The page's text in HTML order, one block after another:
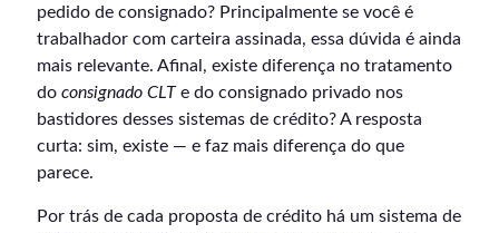
pedido de consignado? Principalmente se você é
trabalhador com carteira assinada, essa dúvida é ainda
mais relevante. Afinal, existe diferença no tratamento
do consignado CLTe do consignado privado nos
bastidores desses sistemas de crédito? A resposta
curta: sim, existe — e faz mais diferença do que
parece.
Por trás de cada proposta de crédito há um sistema de